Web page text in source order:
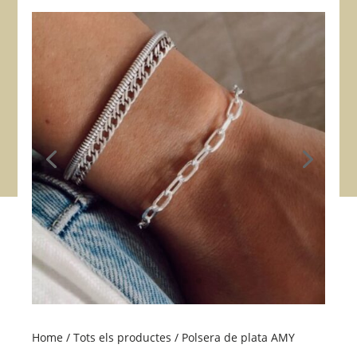
Home /Tots els productes / Polsera de plata AMY